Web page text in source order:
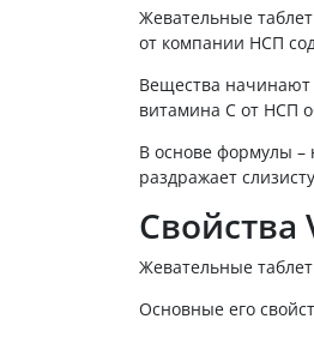
Жевательные
от компании НСП
Вещества начинают
витамина С от НСП
В основе формулы –
раздражает
Свойства
Жевательные
Основные его